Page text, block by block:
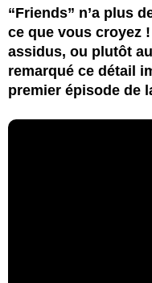
“Friends” n’a plus
ce que vous croyez
assidus, ou plutôt
remarqué ce détail
premier épisode de